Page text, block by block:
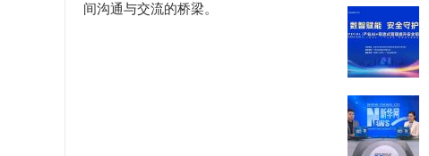
间沟通与交流的桥梁。